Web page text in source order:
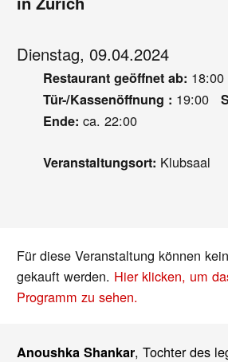
Dienstag, 09.04.2024
Restaurant geöffnet ab: 18:00
Tür-/Kassenöffnung : 19:00
Ende: ca. 22:00
Veranstaltungsort: Klubsaal
Für diese Veranstaltung können
gekauft werden. Hier klicken, um
Programm zu sehen.
Anoushka Shankar, Tochter des